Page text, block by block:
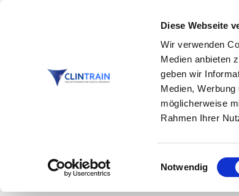
Diese Webseite
Wir verwenden
Medien anbieten
geben wir
Medien,
möglicherweise
Rahmen Ihrer
Notwendig